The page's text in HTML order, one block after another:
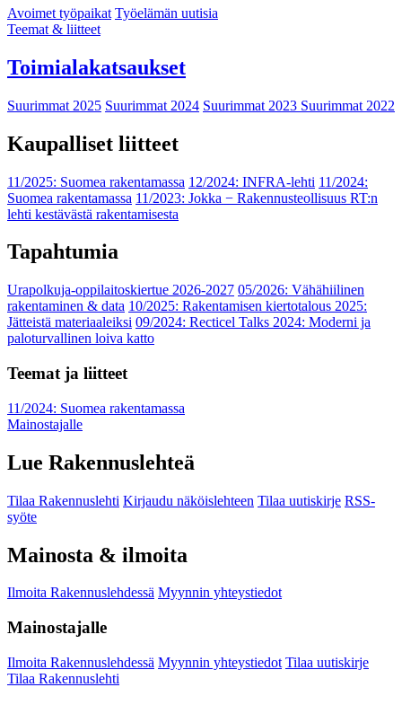
Avoimet työpaikat Työelämän uutisia
Teemat & liitteet
Toimialakatsaukset
Suurimmat 2025 Suurimmat 2024 Suurimmat 2023 Suurimmat 2022
Kaupalliset liitteet
11/2025: Suomea rakentamassa 12/2024: INFRA-lehti 11/2024:
Suomea rakentamassa 11/2023: Jokka − Rakennusteollisuus RT:n
lehti kestävästä rakentamisesta
Tapahtumia
Urapolkuja-oppilaitoskiertue 2026-2027 05/2026: Vähähiilinen
rakentaminen & data 10/2025: Rakentamisen kiertotalous 2025:
Jätteistä materiaaleiksi 09/2024: Recticel Talks 2024: Moderni ja
paloturvallinen loiva katto
Teemat ja liitteet
11/2024: Suomea rakentamassa
Mainostajalle
Lue Rakennuslehteä
Tilaa Rakennuslehti Kirjaudu näköislehteen Tilaa uutiskirje RSS-
syöte
Mainosta & ilmoita
Ilmoita Rakennuslehdessä Myynnin yhteystiedot
Mainostajalle
Ilmoita Rakennuslehdessä Myynnin yhteystiedot Tilaa uutiskirje
Tilaa Rakennuslehti